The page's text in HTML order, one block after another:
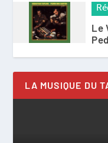
Le
LA MUSIQUE DU